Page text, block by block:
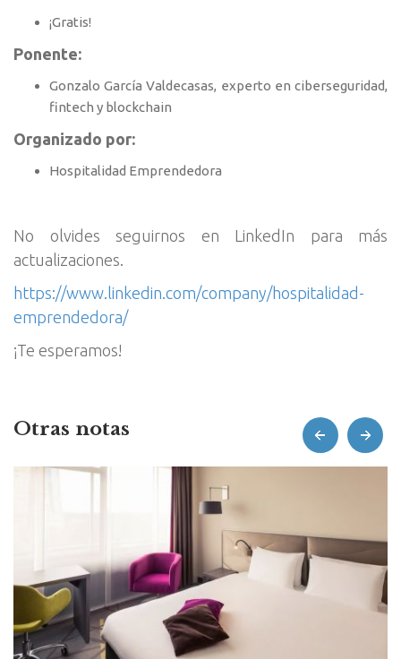
¡Gratis!
Ponente:
Gonzalo García Valdecasas, experto en ciberseguridad,
fintech y blockchain
Organizado por:
Hospitalidad Emprendedora
No olvides seguirnos en LinkedIn para más
actualizaciones.
https://www.linkedin.com/company/hospitalidad-
emprendedora/
¡Te esperamos!
Otras notas prev next